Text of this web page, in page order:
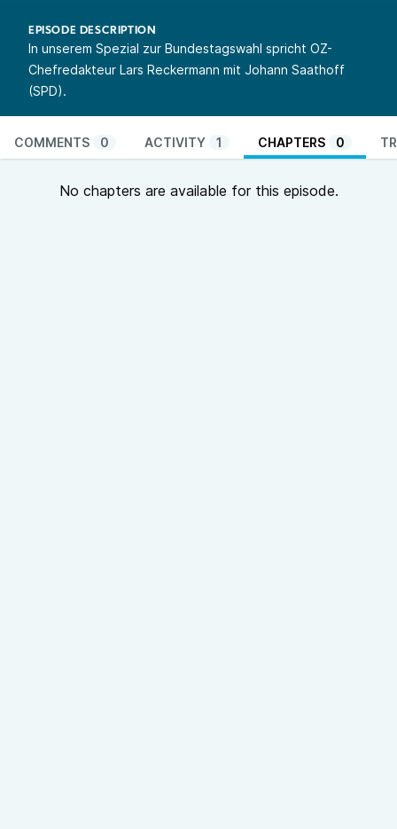
EPISODE DESCRIPTION
In unserem Spezial zur Bundestagswahl spricht OZ-
Chefredakteur Lars Reckermann mit Johann Saathoff
(SPD).
COMMENTS 0 ACTIVITY 1 CHAPTERS 0
No chapters are available for this episode.